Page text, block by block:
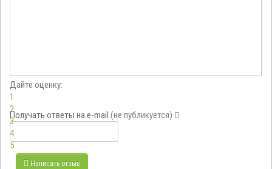
Дайте оценку:
1
2
3
4
5
Получать ответы на e-mail (не публикуется)
Написать отзыв